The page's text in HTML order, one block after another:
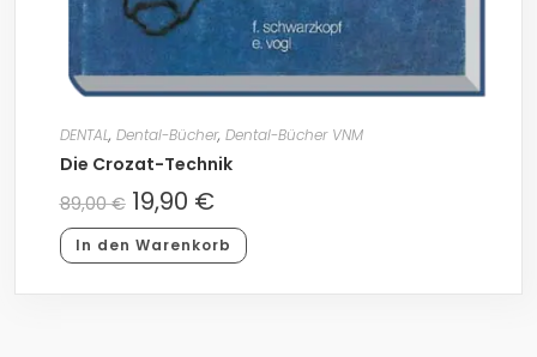
DENTAL, Dental-Bücher, Dental-Bücher VNM
Die Crozat-Technik
89,00€ 19,90 €
In den Warenkorb